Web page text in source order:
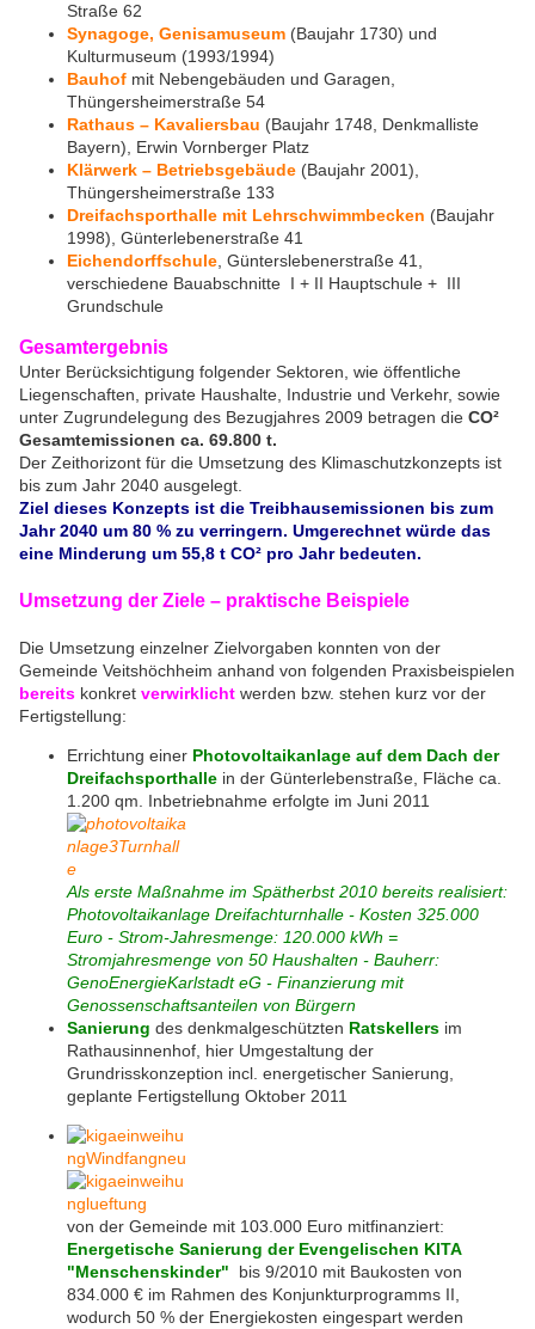
Straße 62
Synagoge, Genisamuseum (Baujahr 1730) und
Kulturmuseum (1993/1994)
Bauhof mit Nebengebäuden und Garagen,
Thüngersheimerstraße 54
Rathaus – Kavaliersbau (Baujahr 1748, Denkmalliste
Bayern), Erwin Vornberger Platz
Klärwerk – Betriebsgebäude (Baujahr 2001),
Thüngersheimerstraße 133
Dreifachsporthalle mit Lehrschwimmbecken (Baujahr
1998), Günterlebenerstraße 41
Eichendorffschule , Günterslebenerstraße 41,
verschiedene Bauabschnitte I + II Hauptschule + III
Grundschule
Gesamtergebnis
Unter Berücksichtigung folgender Sektoren, wie öffentliche
Liegenschaften, private Haushalte, Industrie und Verkehr, sowie
unter Zugrundelegung des Bezugjahres 2009 betragen die CO²
Gesamtemissionen ca. 69.800 t.
Der Zeithorizont für die Umsetzung des Klimaschutzkonzepts ist
bis zum Jahr 2040 ausgelegt.
Ziel dieses Konzepts ist die Treibhausemissionen bis zum
Jahr 2040 um 80 % zu verringern. Umgerechnet würde das
eine Minderung um 55,8 t CO² pro Jahr bedeuten.
Umsetzung der Ziele – praktische Beispiele
Die Umsetzung einzelner Zielvorgaben konnten von der
Gemeinde Veitshöchheim anhand von folgenden Praxisbeispielen
bereits konkret verwirklicht werden bzw. stehen kurz vor der
Fertigstellung:
Errichtung einer Photovoltaikanlage auf dem Dach der
Dreifachsporthalle in der Günterlebenstraße, Fläche ca.
1.200 qm. Inbetriebnahme erfolgte im Juni 2011
Als erste Maßnahme im Spätherbst 2010 bereits realisiert:
Photovoltaikanlage Dreifachturnhalle - Kosten 325.000
Euro - Strom-Jahresmenge: 120.000 kWh =
Stromjahresmenge von 50 Haushalten - Bauherr:
GenoEnergieKarlstadt eG - Finanzierung mit
Genossenschaftsanteilen von Bürgern
Sanierung des denkmalgeschützten Ratskellers im
Rathausinnenhof, hier Umgestaltung der
Grundrisskonzeption incl. energetischer Sanierung,
geplante Fertigstellung Oktober 2011
von der Gemeinde mit 103.000 Euro mitfinanziert:
Energetische Sanierung der Evengelischen KITA
"Menschenskinder"
bis 9/2010 mit Baukosten von
834.000 € im Rahmen des Konjunkturprogramms II,
wodurch 50 % der Energiekosten eingespart werden